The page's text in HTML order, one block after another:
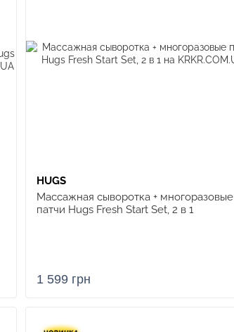
HUGS
Массажная сыворотка + многоразовые
патчи Hugs Fresh Start Set, 2 в 1
1 599 грн